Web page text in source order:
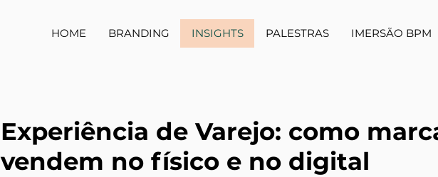
HOME BRANDING INSIGHTS PALESTRAS IMERSÃO BPM
Experiência de Varejo: como
vendem no físico e no digital